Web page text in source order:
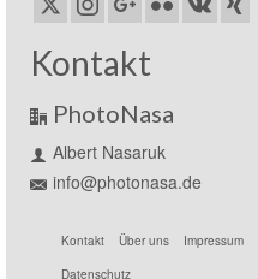
Kontakt
PhotoNasa
Albert Nasaruk
info@photonasa.de
Kontakt Über uns Impressum
Datenschutz